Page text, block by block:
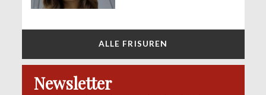
ALLE FRISUREN
Newsletter